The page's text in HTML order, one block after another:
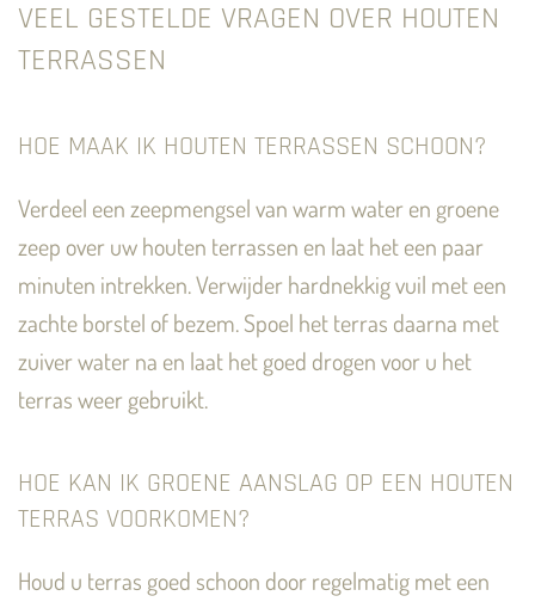
VEEL GESTELDE VRAGEN OVER HOUTEN
TERRASSEN
HOE MAAK IK HOUTEN TERRASSEN SCHOON?
Verdeel een zeepmengsel van warm water en groene
zeep over uw houten terrassen en laat het een paar
minuten intrekken. Verwijder hardnekkig vuil met een
zachte borstel of bezem. Spoel het terras daarna met
zuiver water na en laat het goed drogen voor u het
terras weer gebruikt.
HOE KAN IK GROENE AANSLAG OP EEN HOUTEN
TERRAS VOORKOMEN?
Houd u terras goed schoon door regelmatig met een